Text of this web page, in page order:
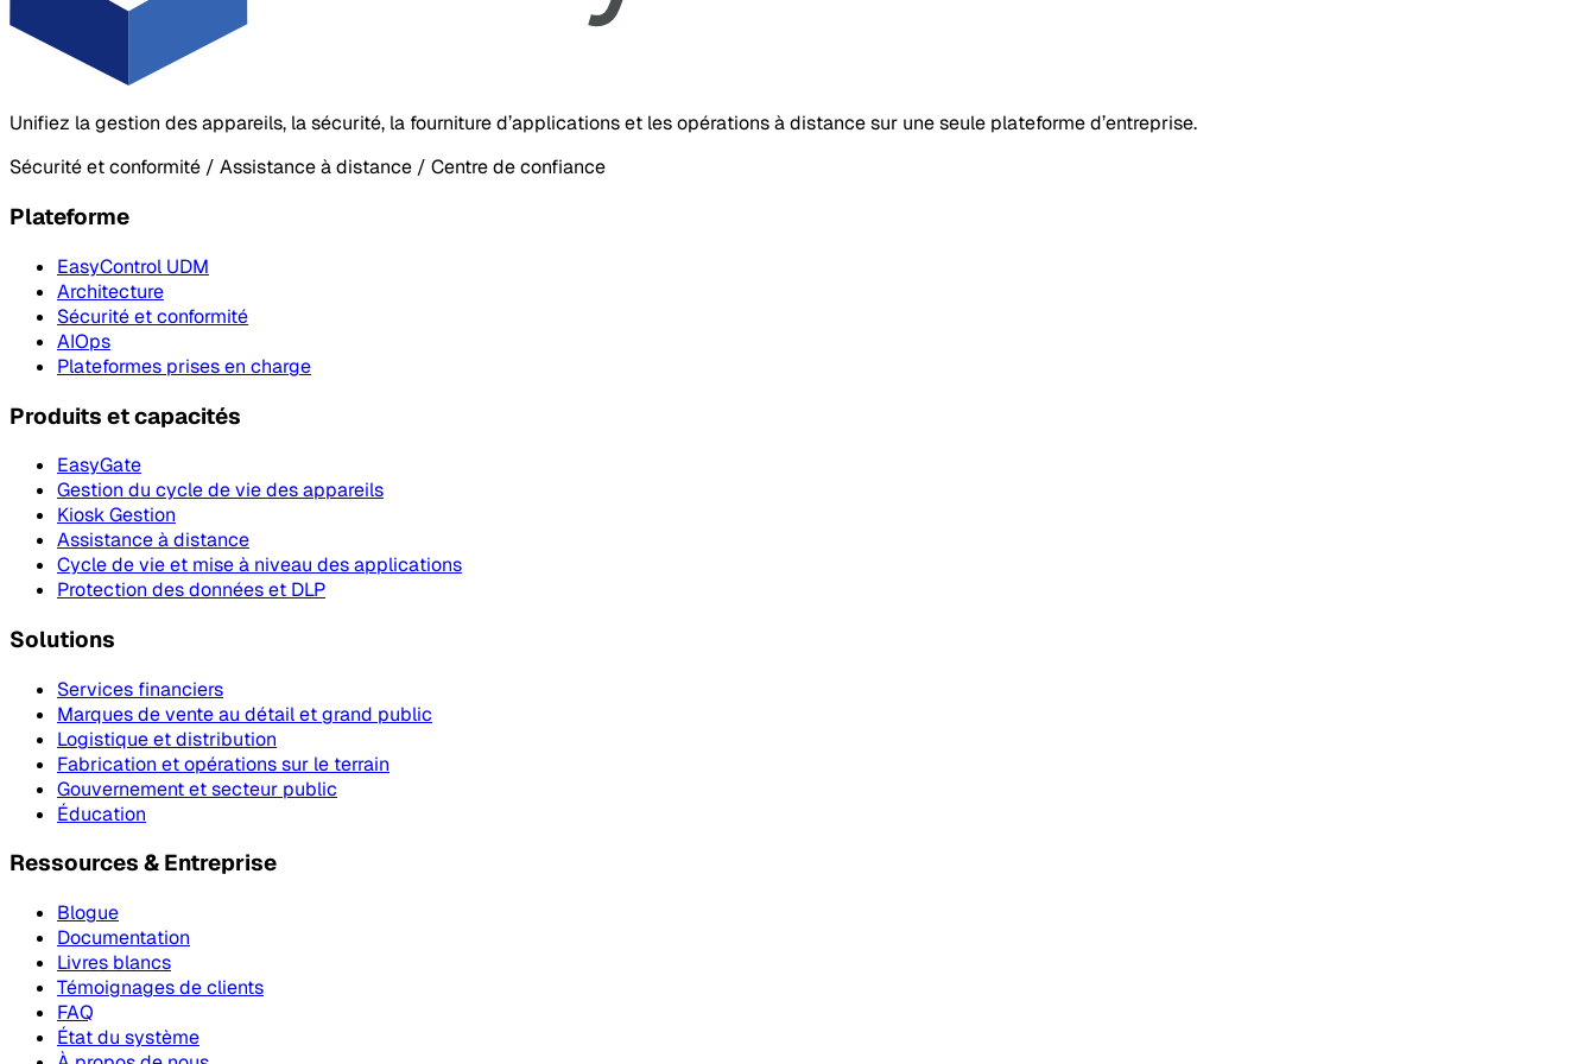
Unifiez la gestion des appareils, la sécurité, la fourniture d’applications et les opérations à distance sur une seule plateforme d’entreprise.
Sécurité et conformité / Assistance à distance / Centre de confiance
Plateforme
EasyControl UDM
Architecture
Sécurité et conformité
AIOps
Plateformes prises en charge
Produits et capacités
EasyGate
Gestion du cycle de vie des appareils
Kiosk Gestion
Assistance à distance
Cycle de vie et mise à niveau des applications
Protection des données et DLP
Solutions
Services financiers
Marques de vente au détail et grand public
Logistique et distribution
Fabrication et opérations sur le terrain
Gouvernement et secteur public
Éducation
Ressources & Entreprise
Blogue
Documentation
Livres blancs
Témoignages de clients
FAQ
État du système